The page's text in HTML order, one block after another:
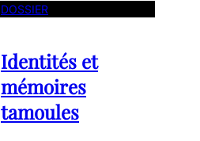
DOSSIER
Identités et
mémoires
tamoules